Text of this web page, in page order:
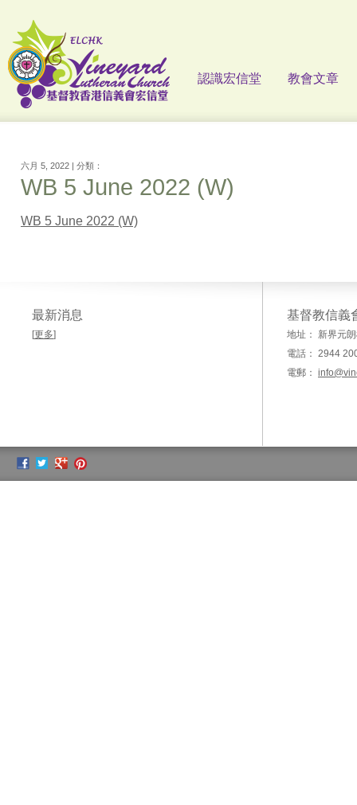
認識宏信堂 教會文章
六月 5, 2022 | 分類：
WB 5 June 2022 (W)
WB 5 June 2022 (W)
最新消息
[更多]
基督教信義
地址： 新界元
電話： 2944
電郵：